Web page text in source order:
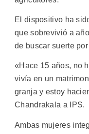
El dispositivo ha
que sobrevivió a
de buscar suerte
«Hace 15 años, no
vivía en un
granja y estoy
Chandrakala a IPS.
Ambas mujeres